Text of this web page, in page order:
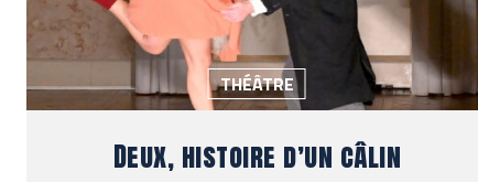
THÉÂTRE
Deux, histoire d’un câlin